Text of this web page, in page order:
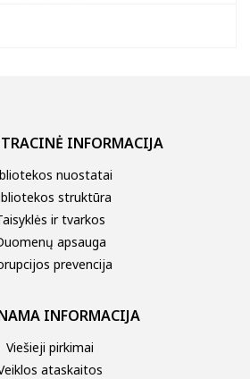
virtualios parodos
INFORMACIJA
nuostatai
struktūra
ir tvarkos
apsauga
prevencija
INFORMACIJA
Viešieji pirkimai
ataskaitos